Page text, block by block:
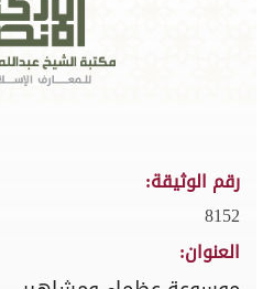
رقم الوثيقة:
8152
العنوان: